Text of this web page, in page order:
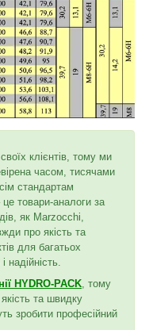
клієнтів, тому ми
часом, тисячами
стандартам
товари-аналоги за
як Marzocchi,
про якість та
для багатьох
надійність.
HYDRO-PACK , тому
та швидку
зробити професійний